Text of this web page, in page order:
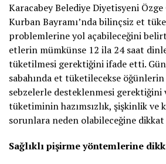
Karacabey Belediye Diyetisyeni
Kurban Bayramı’nda bilinçsiz et
problemlerine yol açabileceğini
etlerin mümkünse 12 ila 24 saat
tüketilmesi gerektiğini ifade etti.
sabahında et tüketilecekse
sebzelerle desteklenmesi gerektiğini
tüketiminin hazımsızlık, şişkinlik ve
sorunlara neden olabileceğine
Sağlıklı pişirme yöntemlerine